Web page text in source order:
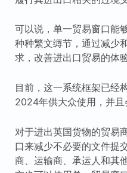
可以说，单一贸易窗口能
种种繁文缛节，通过减少
求，改善进出口贸易的体验
目前，这一系统框架已经
2024年供大众使用，并且
对于进出英国货物的贸易
口来减少不必要的文件提
商、运输商、承运人和其